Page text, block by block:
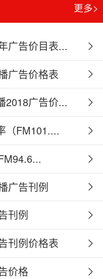
更多>
广告价目表...
广告价格表
2018广告价...
（FM101....
广告刊例
刊例
刊例价格表
价格